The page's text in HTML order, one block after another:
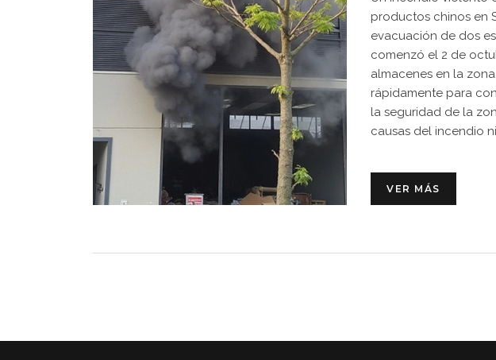
productos chinos en
evacuación de dos
comenzó el 2 de
almacenes en la
rápidamente para
la seguridad de la
causas del incendio
VER MÁS